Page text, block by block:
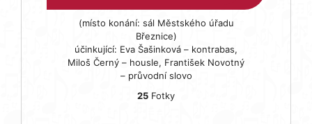
(místo konání: sál Městského úřadu
Březnice)
účinkující: Eva Šašinková – kontrabas,
Miloš Černý – housle, František Novotný
– průvodní slovo
25 Fotky